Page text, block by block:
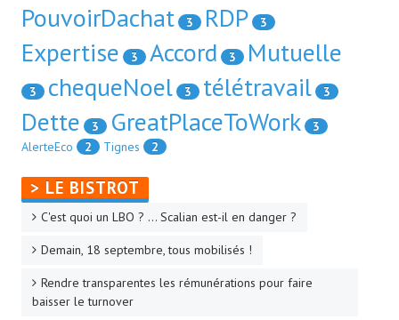
PouvoirDachat 3 RDP 3
Expertise 3 Accord 3 Mutuelle
3 chequeNoel 3 télétravail 3
Dette 3 GreatPlaceToWork
3
AlerteEco
2 Tignes 2
> LE BISTROT
C'est quoi un LBO ? ... Scalian est-il en danger ?
Demain, 18 septembre, tous mobilisés !
Rendre transparentes les rémunérations pour faire
baisser le turnover